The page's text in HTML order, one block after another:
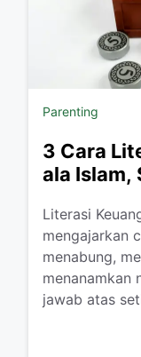
Parenting
3 Cara
ala Islam,
​Literasi
mengajarkan
menabung,
menanamkan
jawab atas